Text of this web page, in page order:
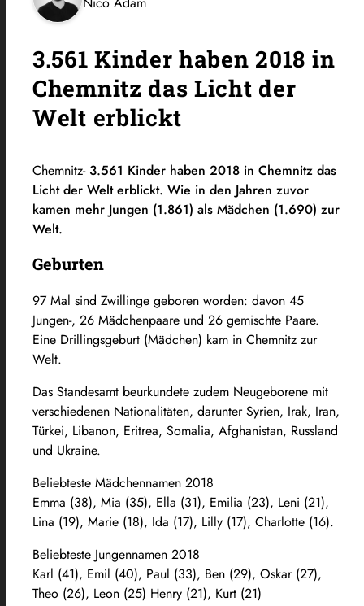
3.561 Kinder haben 2018 in
Chemnitz das Licht der
Welt erblickt
Chemnitz- 3.561 Kinder haben 2018 in Chemnitz das
Licht der Welt erblickt. Wie in den Jahren zuvor
kamen mehr Jungen (1.861) als Mädchen (1.690) zur
Welt.
Geburten
97 Mal sind Zwillinge geboren worden: davon 45
Jungen-, 26 Mädchenpaare und 26 gemischte Paare.
Eine Drillingsgeburt (Mädchen) kam in Chemnitz zur
Welt.
Das Standesamt beurkundete zudem Neugeborene mit
verschiedenen Nationalitäten, darunter Syrien, Irak, Iran,
Türkei, Libanon, Eritrea, Somalia, Afghanistan, Russland
und Ukraine.
Beliebteste Mädchennamen 2018
Emma (38), Mia (35), Ella (31), Emilia (23), Leni (21),
Lina (19), Marie (18), Ida (17), Lilly (17), Charlotte (16).
Beliebteste Jungennamen 2018
Karl (41), Emil (40), Paul (33), Ben (29), Oskar (27),
Theo (26), Leon (25) Henry (21), Kurt (21)